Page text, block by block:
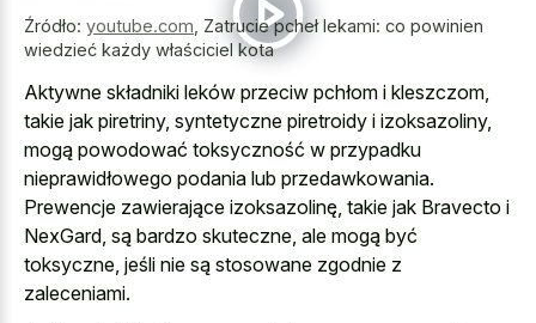
Źródło: youtube.com Zatrucie pcheł lekami: co powinien
wiedzieć każdy właściciel kota
Aktywne składniki leków przeciw pchłom i kleszczom,
takie jak piretriny, syntetyczne piretroidy i izoksazoliny,
mogą powodować toksyczność w przypadku
nieprawidłowego podania lub przedawkowania.
Prewencje zawierające izoksazolinę, takie jak Bravecto i
NexGard, są bardzo skuteczne, ale mogą być
toksyczne, jeśli nie są stosowane zgodnie z
zaleceniami.